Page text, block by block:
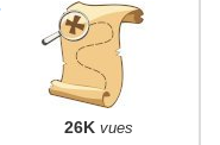
26K vues